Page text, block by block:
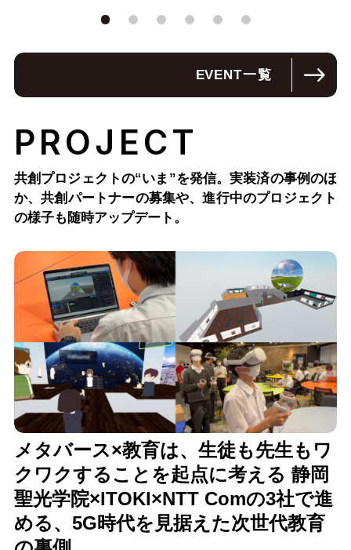
EVENT一覧
PROJECT
共創プロジェクトの“いま”を発信。実装済の事例のほ
か、共創パートナーの募集や、進行中のプロジェクト
の様子も随時アップデート。
メタバース×教育は、生徒も先生もワ
クワクすることを起点に考える 静岡
聖光学院×ITOKI×NTT Comの3社で進
める、5G時代を見据えた次世代教育